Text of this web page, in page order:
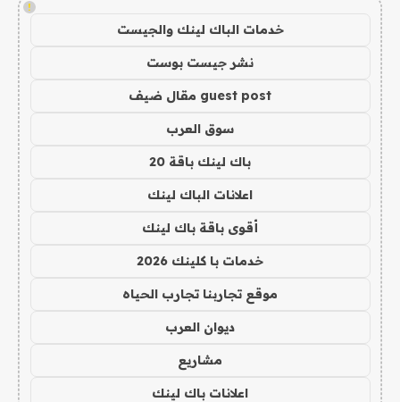
!
خدمات الباك لينك والجيست
نشر جيست بوست
guest post مقال ضيف
سوق العرب
باك لينك باقة 20
اعلانات الباك لينك
أقوى باقة باك لينك
خدمات با كلينك 2026
موقع تجاربنا تجارب الحياه
ديوان العرب
مشاريع
اعلانات باك لينك